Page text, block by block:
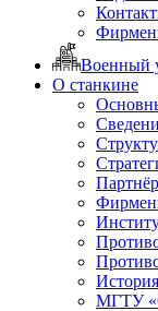
Военный
О станкине
МГТУ